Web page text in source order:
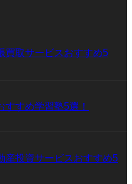
買取サービスおすすめ5
すめ学習塾5選！
産投資サービスおすすめ5